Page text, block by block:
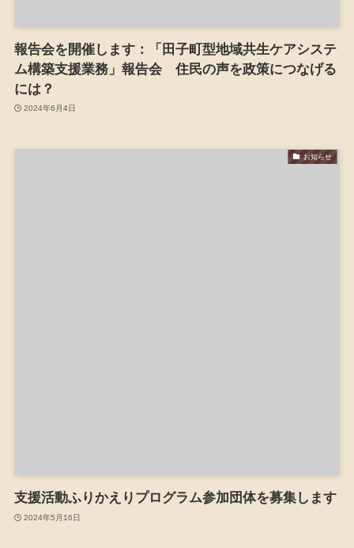
報告会を開催します：「田子町型地域共生ケアシステ
ム構築支援業務」報告会 住民の声を政策につなげる
には？
2024年6月4日
お知らせ
支援活動ふりかえりプログラム参加団体を募集します
2024年5月16日